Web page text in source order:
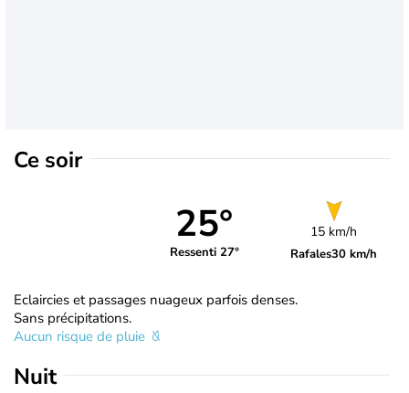
Ce soir
25°
Ressenti 27°
15 km/h
Rafales30 km/h
Eclaircies et passages nuageux parfois denses.
Sans précipitations.
Aucun risque de pluie
Nuit